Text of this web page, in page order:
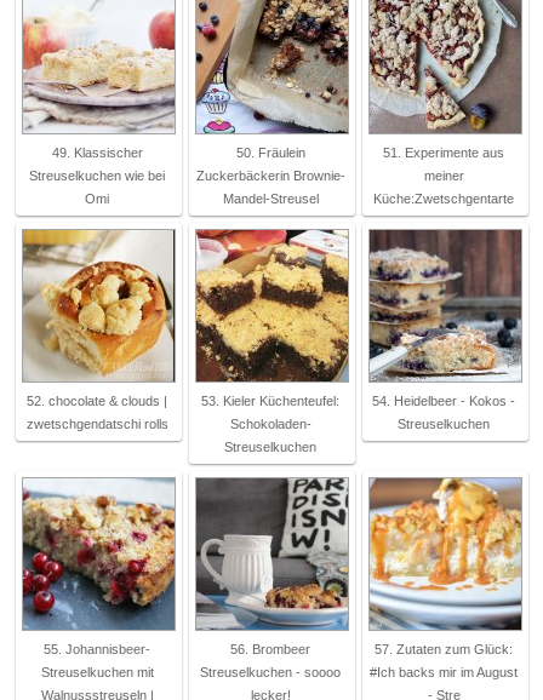
49. Klassischer
Streuselkuchen wie bei
Omi
50. Fräulein
Zuckerbäckerin Brownie-
Mandel-Streusel
51. Experimente aus
meiner
Küche:Zwetschgentarte
52. chocolate & clouds |
zwetschgendatschi rolls
53. Kieler Küchenteufel:
Schokoladen-
Streuselkuchen
54. Heidelbeer - Kokos -
Streuselkuchen
55. Johannisbeer-
Streuselkuchen mit
Walnussstreuseln |
56. Brombeer
Streuselkuchen - soooo
lecker!
57. Zutaten zum Glück:
#Ich backs mir im August
- Stre